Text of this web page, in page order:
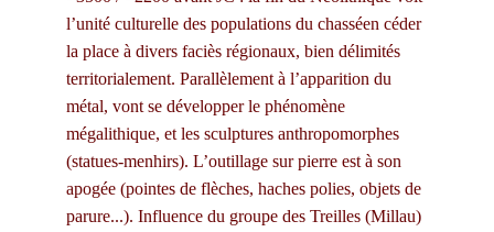
l’unité culturelle des populations du chasséen céder
la place à divers faciès régionaux, bien délimités
territorialement. Parallèlement à l’apparition du
métal, vont se développer le phénomène
mégalithique, et les sculptures anthropomorphes
(statues-menhirs). L’outillage sur pierre est à son
apogée (pointes de flèches, haches polies, objets de
parure...). Influence du groupe des Treilles (Millau)